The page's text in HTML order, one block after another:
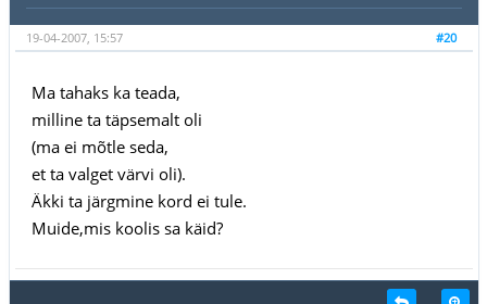
#20
19-04-2007, 15:57
Ma tahaks ka teada,
milline ta täpsemalt oli
(ma ei mõtle seda,
et ta valget värvi oli).
Äkki ta järgmine kord ei tule.
Muide,mis koolis sa käid?